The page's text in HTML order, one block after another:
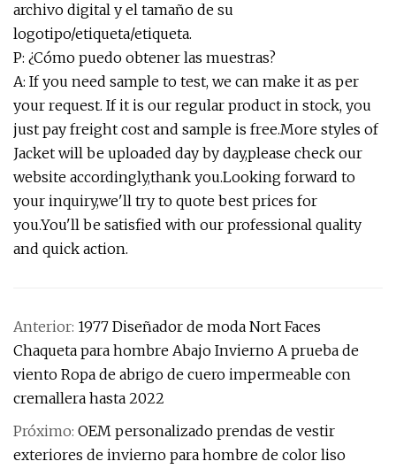
archivo digital y el tamaño de su
logotipo/etiqueta/etiqueta.
P: ¿Cómo puedo obtener las muestras?
A: If you need sample to test, we can make it as per
your request. If it is our regular product in stock, you
just pay freight cost and sample is free.More styles of
Jacket will be uploaded day by day,please check our
website accordingly,thank you.Looking forward to
your inquiry,we'll try to quote best prices for
you.You'll be satisfied with our professional quality
and quick action.
Anterior: 1977 Diseñador de moda Nort Faces
Chaqueta para hombre Abajo Invierno A prueba de
viento Ropa de abrigo de cuero impermeable con
cremallera hasta 2022
Próximo: OEM personalizado prendas de vestir
exteriores de invierno para hombre de color liso